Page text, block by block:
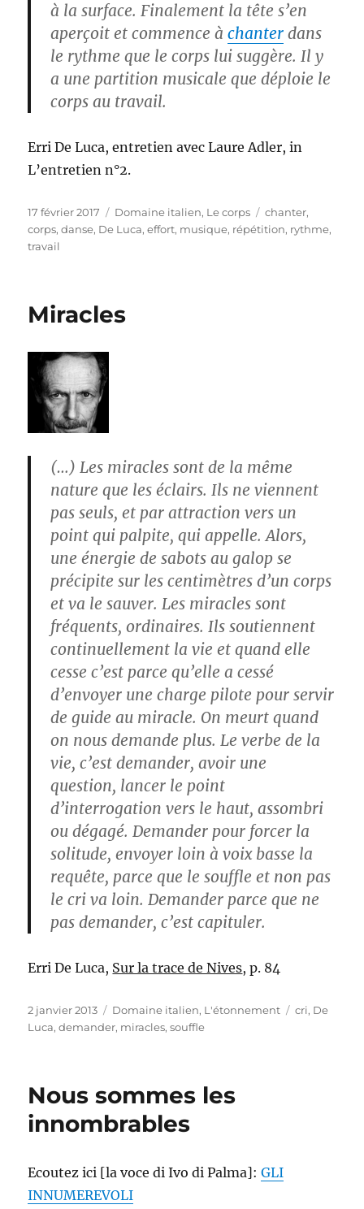
à la surface. Finalement la tête s’en
aperçoit et commence àchanter dans
le rythme que le corps lui suggère. Il y
a une partition musicale que déploie le
corps au travail.
Erri De Luca, entretien avec Laure Adler, in
L’entretien n°2.
Publié
le
17 février 2017 Catégories
Domaine italien, Le corps Étiquettes
chanter,
corps,danse, De Luca,effort, musique, répétition, rythme,
travail
Miracles
(…) Les miracles sont de la même
nature que les éclairs. Ils ne viennent
pas seuls, et par attraction vers un
point qui palpite, qui appelle. Alors,
une énergie de sabots au galop se
précipite sur les centimètres d’un corps
et va le sauver. Les miracles sont
fréquents, ordinaires. Ils soutiennent
continuellement la vie et quand elle
cesse c’est parce qu’elle a cessé
d’envoyer une charge pilote pour servir
de guide au miracle. On meurt quand
on nous demande plus. Le verbe de la
vie, c’est demander, avoir une
question, lancer le point
d’interrogation vers le haut, assombri
ou dégagé. Demander pour forcer la
solitude, envoyer loin à voix basse la
requête, parce que le souffle et non pas
le cri va loin. Demander parce que ne
pas demander, c’est capituler.
Erri De Luca, Sur la trace de Nives, p. 84
Publié
le
2 janvier 2013 Catégories
Domaine italien, L'étonnement Étiquettes
cri, De
Luca,demander, miracles,souffle
Nous sommes les
innombrables
Ecoutez ici [la voce di Ivo di Palma]:GLI
INNUMEREVOLI